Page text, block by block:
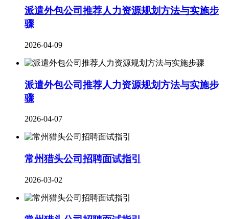
派遣外包公司推荐人力资源规划方法与实施步
骤
2026-04-09
派遣外包公司推荐人力资源规划方法与实施步
骤
2026-04-07
常州猎头公司招聘面试指引
2026-03-02